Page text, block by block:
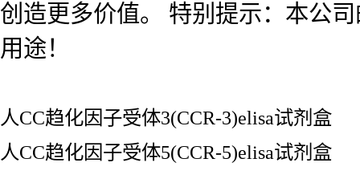
创造更多价值。 特别提示：本公
用途！
人CC趋化因子受体3(CCR-3)elisa试剂盒
人CC趋化因子受体5(CCR-5)elisa试剂盒